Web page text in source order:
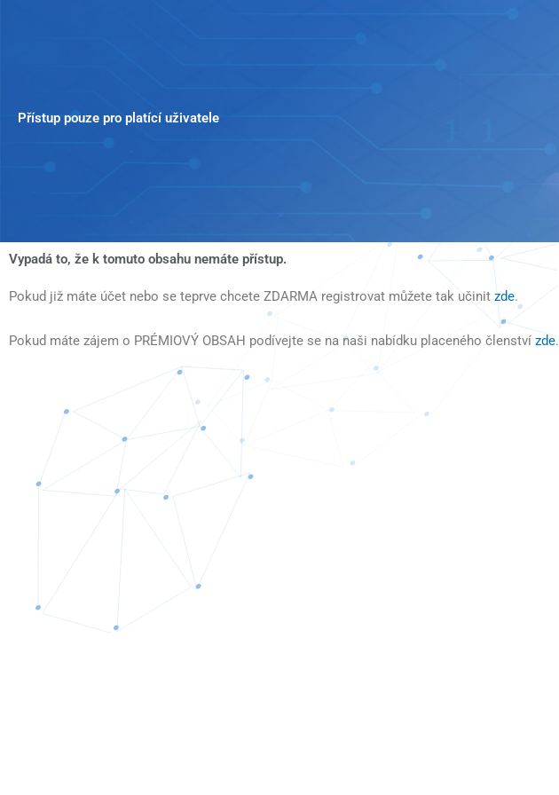
Přístup pouze pro platící uživatele
Vypadá to, že k tomuto obsahu nemáte přístup.
Pokud již máte účet nebo se teprve chcete ZDARMA registrovat můžete tak učinit zde.
Pokud máte zájem o PRÉMIOVÝ OBSAH podívejte se na naši nabídku placeného členství zde.